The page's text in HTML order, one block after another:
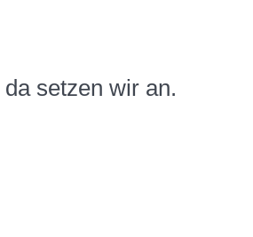
setzen wir an.